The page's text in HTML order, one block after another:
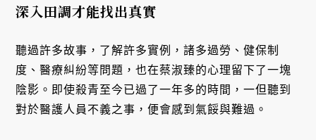
深入田調才能找出真實
聽過許多故事，了解許多實例，諸多過勞、健保制
度、醫療糾紛等問題，也在蔡淑臻的心理留下了一塊
陰影。即使殺青至今已過了一年多的時間，一但聽到
對於醫護人員不義之事，便會感到氣餒與難過。